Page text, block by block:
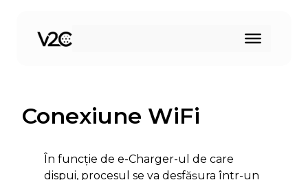
conținut
Conexiune WiFi
În funcție de e-Charger-ul de care
dispui, procesul se va desfășura într-un